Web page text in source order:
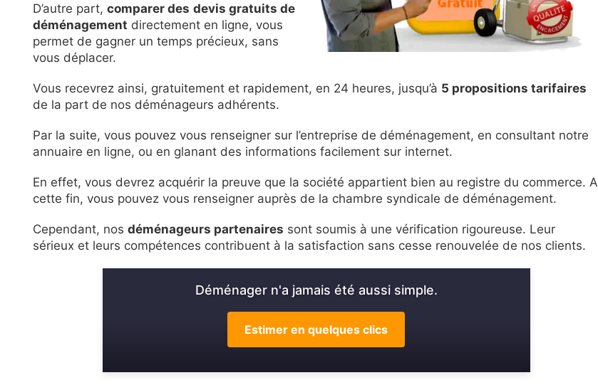
D’autre part,comparer des devis gratuits de
déménagement directement en ligne, vous
permet de gagner un temps précieux, sans
vous déplacer.
Vous recevrez ainsi, gratuitement et rapidement, en 24 heures, jusqu’à 5 propositions tarifaires
de la part de nos déménageurs adhérents.
Par la suite, vous pouvez vous renseigner sur l’entreprise de déménagement, en consultant notre
annuaire en ligne, ou en glanant des informations facilement sur internet.
En effet, vous devrez acquérir la preuve que la société appartient bien au registre du commerce. A
cette fin, vous pouvez vous renseigner auprès de la chambre syndicale de déménagement.
Cependant, nosdéménageurs partenaires sont soumis à une vérification rigoureuse. Leur
sérieux et leurs compétences contribuent à la satisfaction sans cesse renouvelée de nos clients.
Déménager n'a jamais été aussi simple.
Estimer en quelques clics